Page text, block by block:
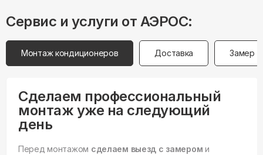
Сервис и услуги от АЭРОС:
Монтаж кондиционеров Доставка Замер
Сделаем профессиональный
монтаж уже на следующий
день
Перед монтажом сделаем выезд с замером и